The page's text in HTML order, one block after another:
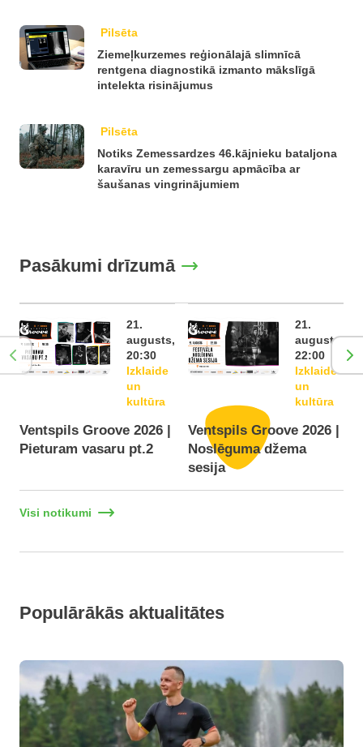
Pilsēta
Ziemeļkurzemes reģionālajā slimnīcā
rentgena diagnostikā izmanto mākslīgā
intelekta risinājumus
Pilsēta
Notiks Zemessardzes 46.kājnieku bataljona
karavīru un zemessargu apmācība ar
šaušanas vingrinājumiem
Pasākumi drīzumā
21.
augusts,
20:30
Izklaide
un
kultūra
Ventspils Groove 2026 |
Pieturam vasaru pt.2
21.
augusts,
22:00
Izklaide
un
kultūra
Ventspils Groove 2026 |
Noslēguma džema
sesija
Visi notikumi
Populārākās aktualitātes